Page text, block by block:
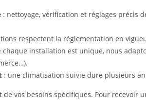
: nettoyage, vérification et réglages précis
respectent la réglementation en
chaque installation est unique, nous
: une climatisation suivie dure plusieurs
vos besoins spécifiques. Pour recevoir